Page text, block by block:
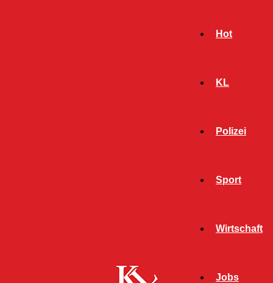
Hot
KL
Polizei
Sport
Wirtschaft
Jobs